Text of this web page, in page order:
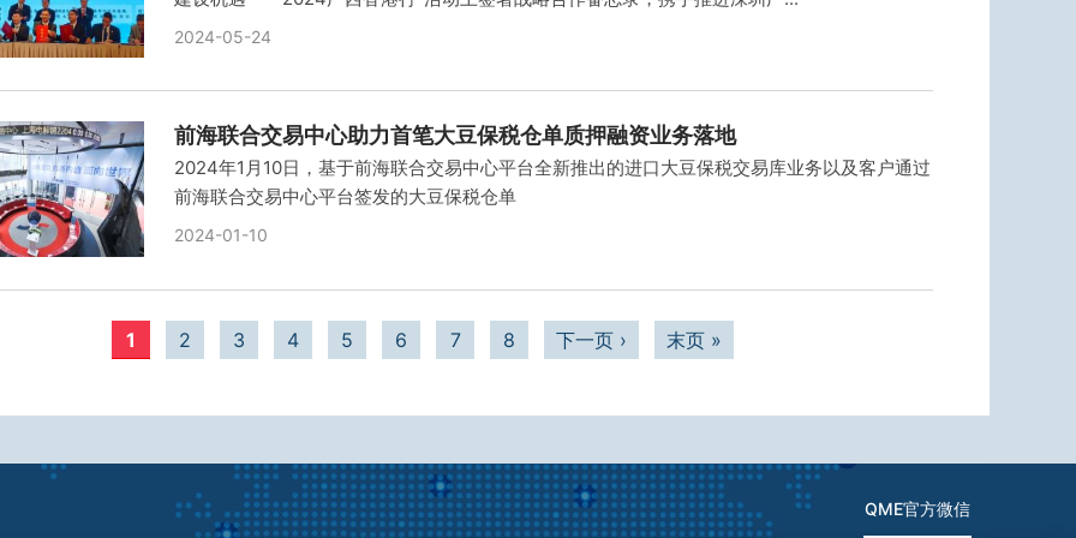
2024-05-24
前海联合交易中心助力首笔大豆保税仓单质押融资业务落地
2024年1月10日，基于前海联合交易中心平台全新推出的进口大豆保税交易库业务以及客户通过
前海联合交易中心平台签发的大豆保税仓单
2024-01-10
1 2 3 4 5 6 7 8 下一页 › 末页 »
QME官方微信